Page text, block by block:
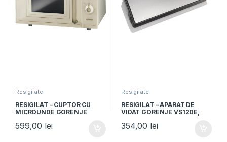
Resigilate
RESIGILAT – CUPTOR CU
MICROUNDE GORENJE
Putere 700W, Grill,
599,00 lei
Resigilate
RESIGILAT – APARAT DE
VIDAT GORENJE VS120E,
uscata, Functie sigilare,
354,00 lei